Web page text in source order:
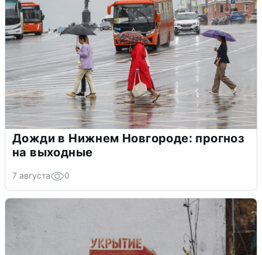
Дожди в Нижнем Новгороде: прогноз
на выходные
7 августа 0